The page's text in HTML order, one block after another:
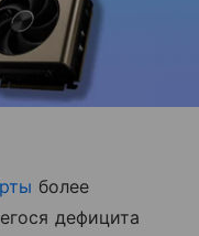
более
дефицита